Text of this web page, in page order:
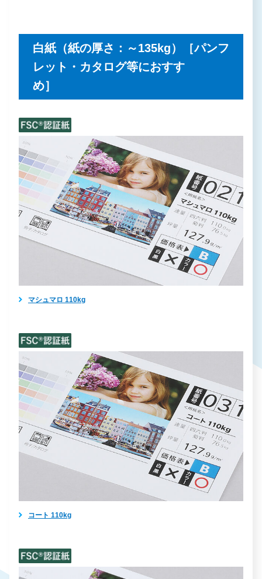
白紙（紙の厚さ：～135kg）［パンフ
レット・カタログ等におすす
め］
マシュマロ 110kg
コート 110kg